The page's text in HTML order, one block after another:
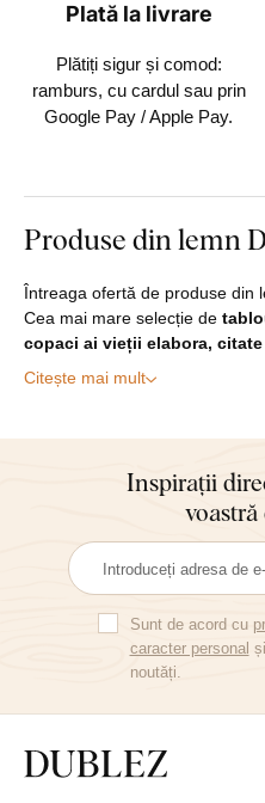
Plată la livrare
Plătiți sigur și comod:
ramburs, cu cardul sau prin
Google Pay / Apple Pay.
Produse din lemn
Întreaga ofertă de produse din
Cea mai mare selecție de
copaci ai vieții elabora,
Citește mai mult
Inspirații
Sunt de acord cu
caracter personal
noutăți.